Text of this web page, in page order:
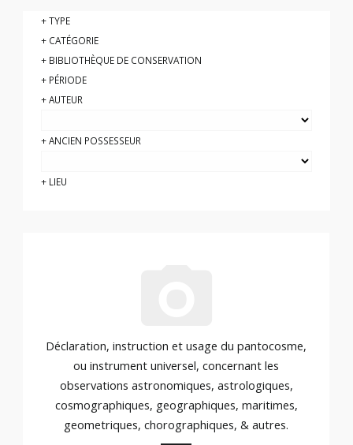
Déclaration, instruction et usage du pantocosme,
ou instrument universel, concernant les
observations astronomiques, astrologiques,
cosmographiques, geographiques, maritimes,
geometriques, chorographiques, & autres.
TYPE
CATÉGORIE
BIBLIOTHÈQUE DE CONSERVATION
PÉRIODE
AUTEUR
ANCIEN POSSESSEUR
LIEU